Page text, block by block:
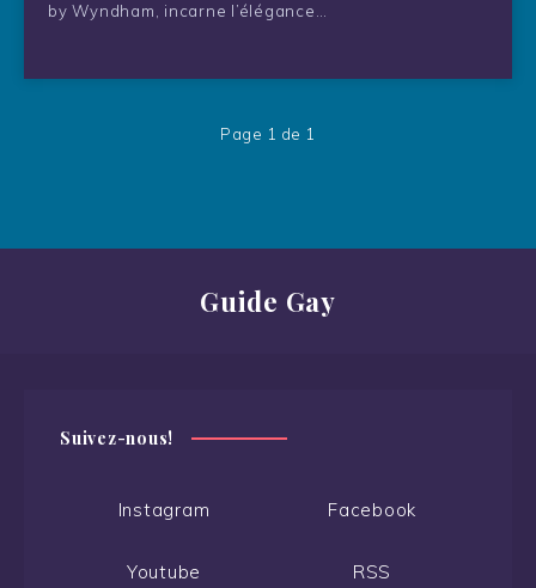
by Wyndham, incarne l’élégance…
Page 1 de 1
Guide Gay
Suivez-nous!
Instagram Facebook
Youtube RSS